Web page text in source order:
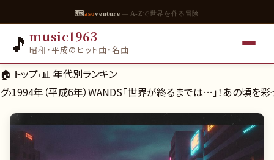
🗺asoventure — A-Zで世界を作る冒険
🎵 music1963
昭和・平成のヒット曲・名曲
🏠 トップ›📊 年代別ランキン
グ›1994年（平成6年）WANDS「世界が終るまでは…」！あの頃を